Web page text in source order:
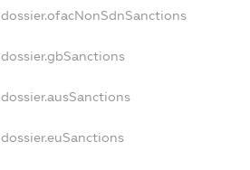
dossier.ofacNonSdnSanctions
dossier.gbSanctions
dossier.ausSanctions
dossier.euSanctions